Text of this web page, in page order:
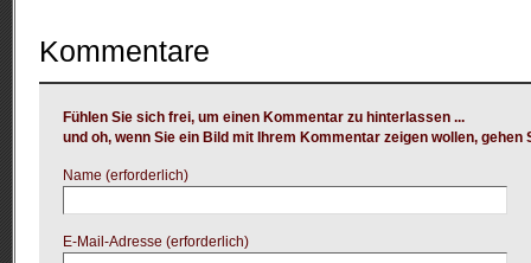
Kommentare
Fühlen Sie sich frei, um einen Kommentar zu hinterlassen ...
und oh, wenn Sie ein Bild mit Ihrem Kommentar zeigen wollen, gehen
Name (erforderlich)
E-Mail-Adresse (erforderlich)